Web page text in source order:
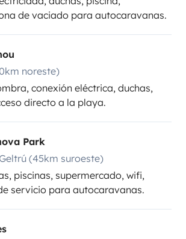
de vaciado para autocaravanas.
noreste)
conexión eléctrica, duchas,
directo a la playa.
Park
(45km suroeste)
piscinas, supermercado, wifi,
servicio para autocaravanas.